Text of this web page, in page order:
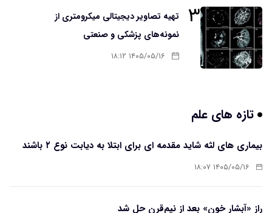
۳
تهیه تصاویر دیجیتالی میکرومتری از
نمونه‌های پزشکی و صنعتی
۱۴۰۵/۰۵/۱۶ ۱۸:۱۲
تازه های علم
بیماری های لثه شاید مقدمه ای برای ابتلا به دیابت نوع ۲ باشند
۱۴۰۵/۰۵/۱۶ ۱۸:۰۷
راز «آبشار خون» بعد از نیم‌قرن حل شد